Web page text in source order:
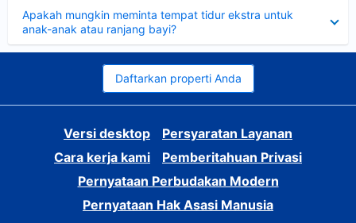
Apakah mungkin meminta tempat tidur ekstra untuk
anak-anak atau ranjang bayi?
Daftarkan properti Anda
Versi desktop
Persyaratan Layanan
Cara kerja kami
Pemberitahuan Privasi
Pernyataan Perbudakan Modern
Pernyataan Hak Asasi Manusia